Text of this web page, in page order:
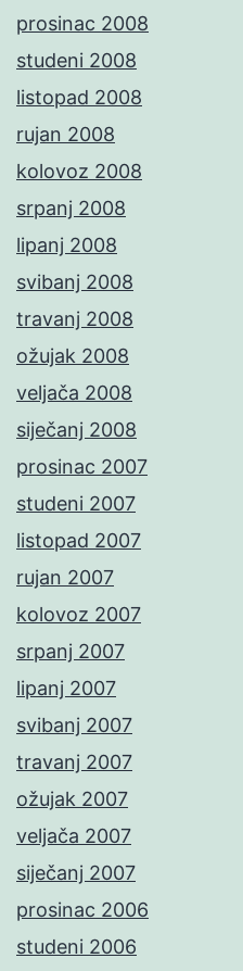
prosinac 2008
studeni 2008
listopad 2008
rujan 2008
kolovoz 2008
srpanj 2008
lipanj 2008
svibanj 2008
travanj 2008
ožujak 2008
veljača 2008
siječanj 2008
prosinac 2007
studeni 2007
listopad 2007
rujan 2007
kolovoz 2007
srpanj 2007
lipanj 2007
svibanj 2007
travanj 2007
ožujak 2007
veljača 2007
siječanj 2007
prosinac 2006
studeni 2006